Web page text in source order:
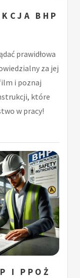
BHP
prawidłowa
za jej
i poznaj
które
w pracy!
I PPOŻ